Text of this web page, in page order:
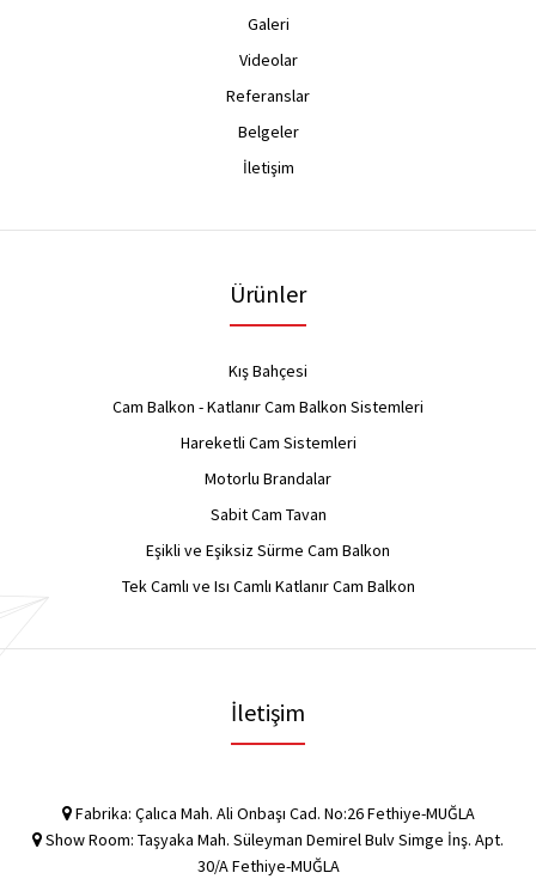
Galeri
Videolar
Referanslar
Belgeler
İletişim
Ürünler
Kış Bahçesi
Cam Balkon - Katlanır Cam Balkon Sistemleri
Hareketli Cam Sistemleri
Motorlu Brandalar
Sabit Cam Tavan
Eşikli ve Eşiksiz Sürme Cam Balkon
Tek Camlı ve Isı Camlı Katlanır Cam Balkon
İletişim
Fabrika: Çalıca Mah. Ali Onbaşı Cad. No:26 Fethiye-MUĞLA
Show Room: Taşyaka Mah. Süleyman Demirel Bulv Simge İnş. Apt.
30/A Fethiye-MUĞLA